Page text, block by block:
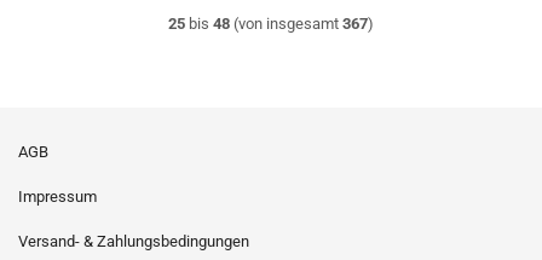
25 bis 48 (von insgesamt 367)
AGB
Impressum
Versand- & Zahlungsbedingungen